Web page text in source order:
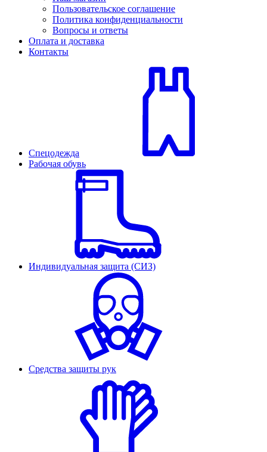
Пользовательское соглашение
Политика конфиденциальности
Вопросы и ответы
Оплата и доставка
Контакты
Спецодежда
Рабочая обувь
Индивидуальная защита (СИЗ)
Средства защиты рук